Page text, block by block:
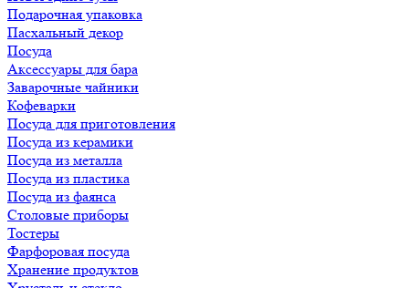
Подарочная упаковка
Пасхальный декор
Посуда
Аксессуары для бара
Заварочные чайники
Кофеварки
Посуда для приготовления
Посуда из керамики
Посуда из металла
Посуда из пластика
Посуда из фаянса
Столовые приборы
Тостеры
Фарфоровая посуда
Хранение продуктов